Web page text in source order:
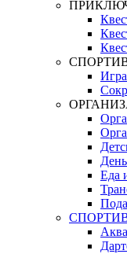
Еда